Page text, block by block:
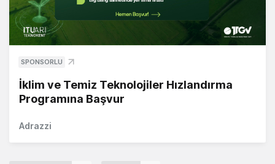
SPONSORLU
İklim ve Temiz Teknolojiler Hızlandırma
Programına Başvur
Adrazzi